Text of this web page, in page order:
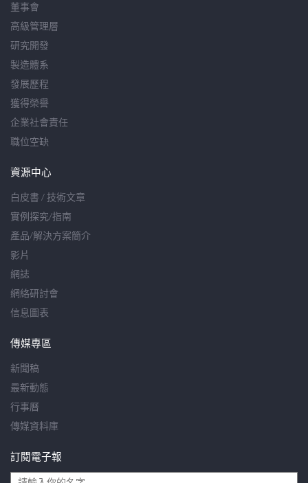
董事會
高級管理層
研究開發
製造體系
發展歷程
獲得榮譽
企業社會責任
職位空缺
資源中心
白皮書 / 技術文章
實例探究/指南
產品/解決方案簡介
影片
網誌
網絡研討會
信息圖表
傳媒專區
新聞稿
最新動態
行事曆
傳媒資料庫
訂閱電子報